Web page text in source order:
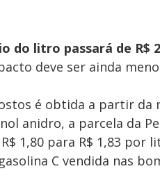
do litro passará de R$
deve ser ainda
é obtida a partir da
anidro, a parcela da
1,80 para R$ 1,83 por
C vendida nas